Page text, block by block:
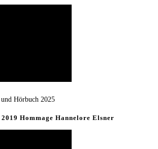
Hörbuch 2025
Hommage Hannelore Elsner